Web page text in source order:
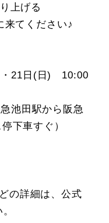
上げる
来てください♪
・21日(日) 10:00
急池田駅から阪急
下車すぐ）
の詳細は、公式